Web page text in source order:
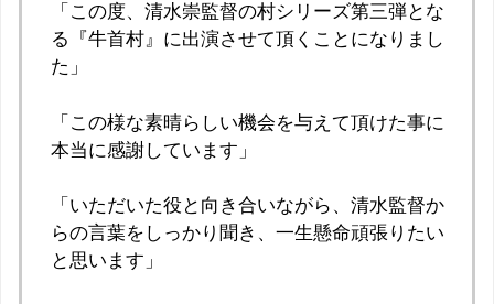
「この度、清水崇監督の村シリーズ第三弾とな
る『牛首村』に出演させて頂くことになりまし
た」
「この様な素晴らしい機会を与えて頂けた事に
本当に感謝しています」
「いただいた役と向き合いながら、清水監督か
らの言葉をしっかり聞き、一生懸命頑張りたい
と思います」